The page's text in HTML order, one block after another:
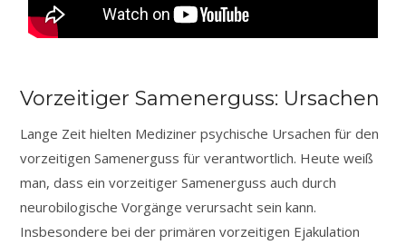
Vorzeitiger Samenerguss: Ursachen
Lange Zeit hielten Mediziner psychische Ursachen für den
vorzeitigen Samenerguss für verantwortlich. Heute weiß
man, dass ein vorzeitiger Samenerguss auch durch
neurobilogische Vorgänge verursacht sein kann.
Insbesondere bei der primären vorzeitigen Ejakulation